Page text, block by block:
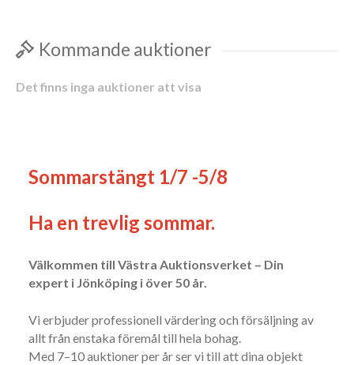
Kommande auktioner
Det finns inga auktioner att visa
Sommarstängt 1/7 -5/8
Ha en trevlig sommar.
Välkommen till Västra Auktionsverket – Din
expert i Jönköping i över 50 år.
Vi erbjuder professionell värdering och försäljning av
allt från enstaka föremål till hela bohag.
Med 7–10 auktioner per år ser vi till att dina objekt